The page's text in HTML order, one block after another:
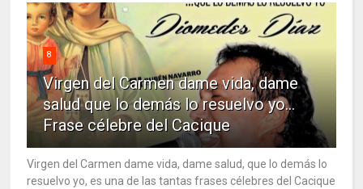
8
Virgen del Carmen dame vida, dame
salud que lo demás lo resuelvo yo…
Frase célebre del Cacique
Virgen del Carmen dame vida, dame salud, que lo demás lo
resuelvo yo, es una de las tantas frases célebres del Cacique